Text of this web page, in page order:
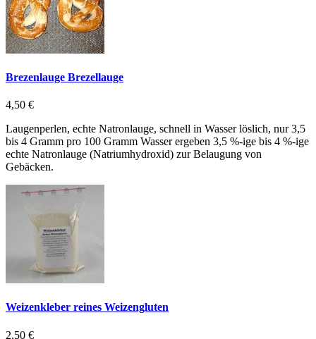
Brezenlauge Brezellauge
4,50 €
Laugenperlen, echte Natronlauge, schnell in Wasser löslich, nur 3,5
bis 4 Gramm pro 100 Gramm Wasser ergeben 3,5 %-ige bis 4 %-ige
echte Natronlauge (Natriumhydroxid) zur Belaugung von
Gebäcken.
Weizenkleber reines Weizengluten
2,50 €